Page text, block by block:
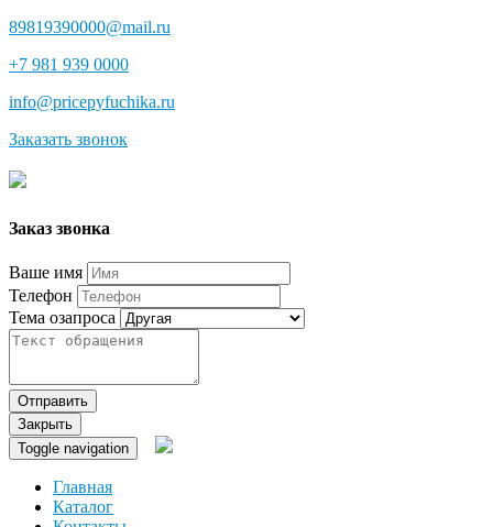
89819390000@mail.ru
+7 981 939 0000
info@pricepyfuchika.ru
Заказать звонок
Заказ звонка
Ваше имя
Телефон
Тема озапроса
Отправить
Закрыть
Toggle navigation
Главная
Каталог